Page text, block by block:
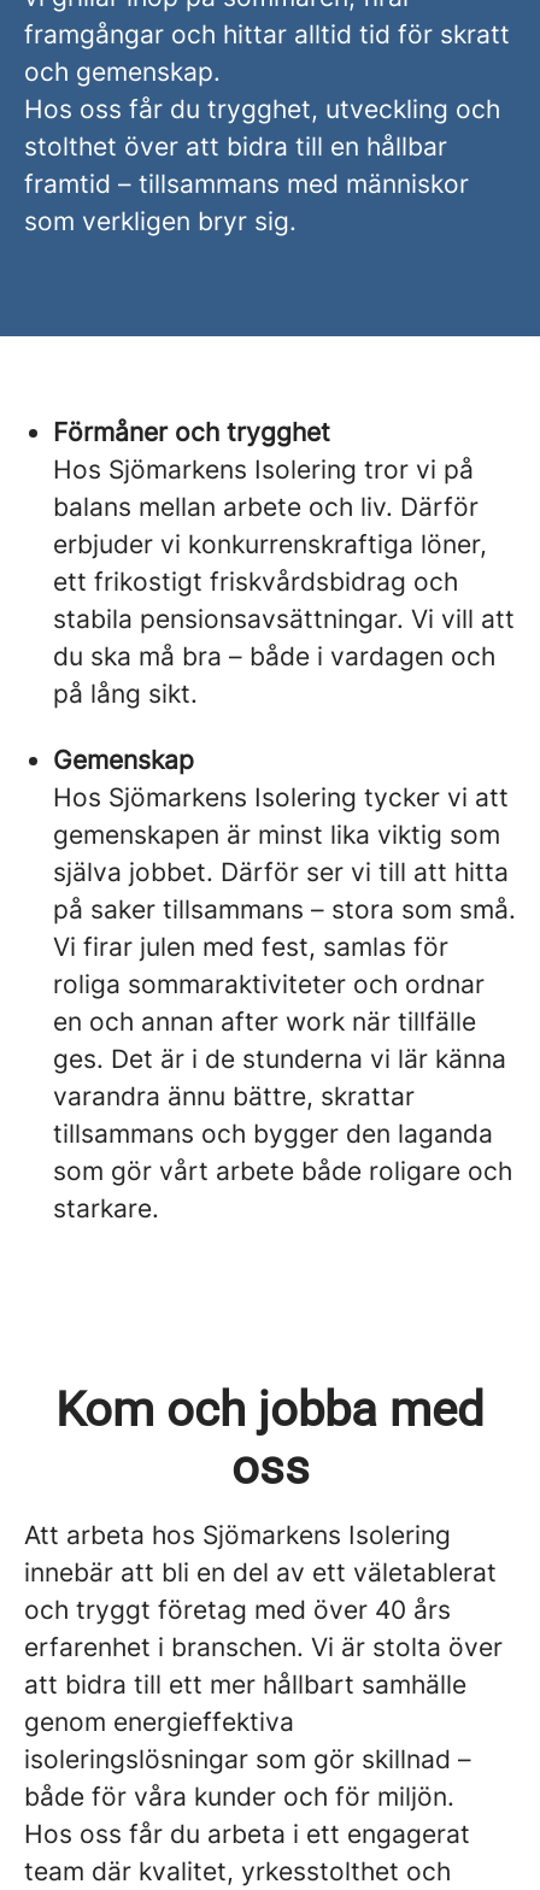
framgångar och hittar alltid tid för skratt
och gemenskap.
Hos oss får du trygghet, utveckling och
stolthet över att bidra till en hållbar
framtid – tillsammans med människor
som verkligen bryr sig.
Förmåner och trygghet
Hos Sjömarkens Isolering tror vi på
balans mellan arbete och liv. Därför
erbjuder vi konkurrenskraftiga löner,
ett frikostigt friskvårdsbidrag och
stabila pensionsavsättningar. Vi vill att
du ska må bra – både i vardagen och
på lång sikt.
Gemenskap
Hos Sjömarkens Isolering tycker vi att
gemenskapen är minst lika viktig som
själva jobbet. Därför ser vi till att hitta
på saker tillsammans – stora som små.
Vi firar julen med fest, samlas för
roliga sommaraktiviteter och ordnar
en och annan after work när tillfälle
ges. Det är i de stunderna vi lär känna
varandra ännu bättre, skrattar
tillsammans och bygger den laganda
som gör vårt arbete både roligare och
starkare.
Kom och jobba med
oss
Att arbeta hos Sjömarkens Isolering
innebär att bli en del av ett väletablerat
och tryggt företag med över 40 års
erfarenhet i branschen. Vi är stolta över
att bidra till ett mer hållbart samhälle
genom energieffektiva
isoleringslösningar som gör skillnad –
både för våra kunder och för miljön.
Hos oss får du arbeta i ett engagerat
team där kvalitet, yrkesstolthet och